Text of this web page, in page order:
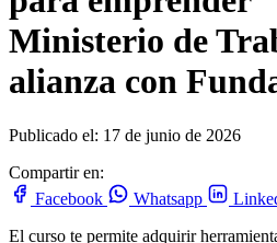
Ministerio de
alianza con
Publicado el: 17 de junio de 2026
Compartir en:
Facebook
Whatsapp
El curso te permite adquirir